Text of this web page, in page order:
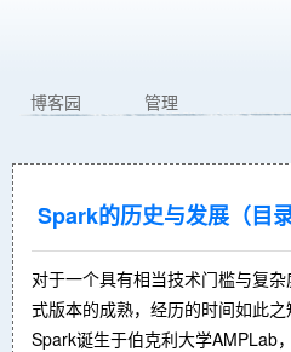
博客园 管理
Spark的历史与发展（目录
对于一个具有相当技术门槛与复
式版本的成熟，经历的时间如此之
Spark诞生于伯克利大学AMPLab